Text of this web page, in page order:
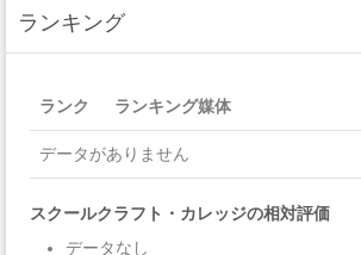
ランキング
ランク ランキング媒体
データがありません
スクールクラフト・カレッジの相対評価
データなし